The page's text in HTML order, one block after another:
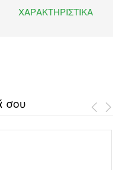
ΧΑΡΑΚΤΗΡΙΣΤΙΚΆ
σου